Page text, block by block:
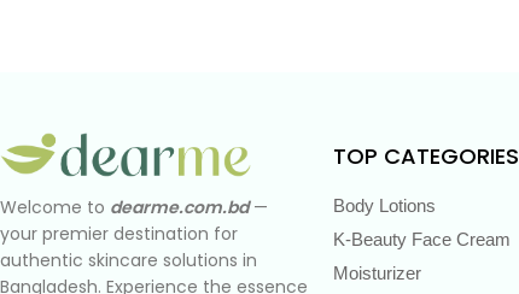
Welcome to dearme.com.bd—
your premier destination for
authentic skincare solutions in
Bangladesh. Experience the essence
TOP CATEGORIES
Body Lotions
K-Beauty Face Cream
Moisturizer